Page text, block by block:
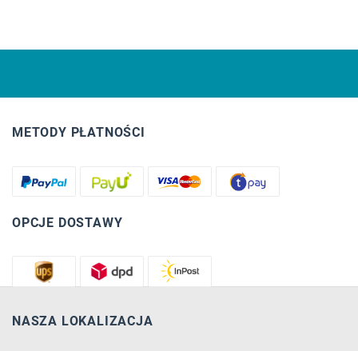
METODY PŁATNOŚCI
OPCJE DOSTAWY
NASZA LOKALIZACJA